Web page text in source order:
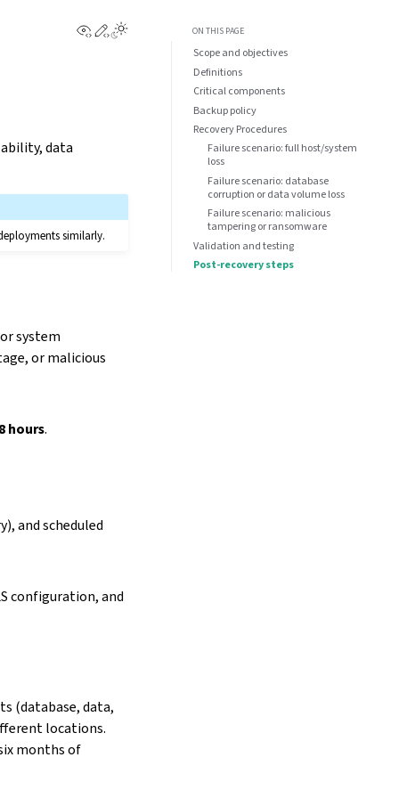
View this page
Edit this page
Toggle Light / Dark / Auto color theme
data
similarly.
system
or malicious
hours.
and scheduled
configuration, and
(database, data,
locations.
months of
ON THIS PAGE
Scope and objectives
Definitions
Critical components
Backup policy
Recovery Procedures
Failure scenario: full host/system
loss
Failure scenario: database
corruption or data volume loss
Failure scenario: malicious
tampering or ransomware
Validation and testing
Post-recovery steps